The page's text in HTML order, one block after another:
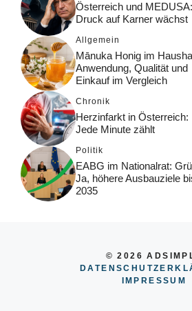
Österreich und MEDUSA:
Druck auf Karner wächst
Allgemein
Mānuka Honig im
Anwendung, Qualität und
Einkauf im Vergleich
Chronik
Herzinfarkt in Österreich:
Jede Minute zählt
Politik
EABG im Nationalrat:
Ja, höhere Ausbauziele
2035
© 2026
IMPRESSUM